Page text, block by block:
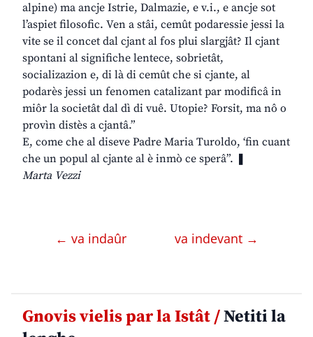
alpine) ma ancje Istrie, Dalmazie, e v.i., e ancje sot
l’aspiet filosofic. Ven a stâi, cemût podaressie jessi la
vite se il concet dal cjant al fos plui slargjât? Il cjant
spontani al significhe lentece, sobrietât,
socializazion e, di là di cemût che si cjante, al
podarès jessi un fenomen catalizant par modificâ in
miôr la societât dal dì di vuê. Utopie? Forsit, ma nô o
provìn distès a cjantâ.”
E, come che al diseve Padre Maria Turoldo, ‘fin cuant
che un popul al cjante al è inmò ce sperâ”. ❚
Marta Vezzi
← va indaûr va indevant →
Gnovis vielis par la Istât /Netiti la